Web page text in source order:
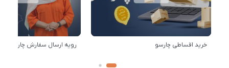
خرید اقساطی چارسو رویه ارسال سفارش چارسو